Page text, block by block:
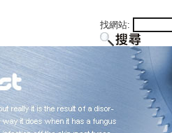
找網站: